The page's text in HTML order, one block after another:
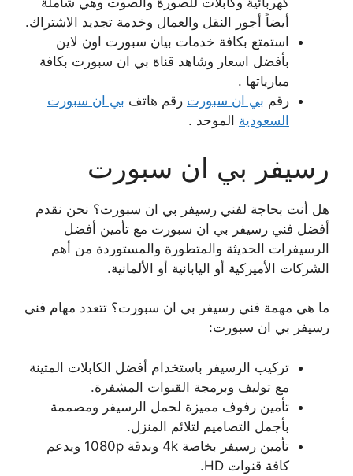
أيضاً أجور النقل والعمال وخدمة تجديد الاشتراك.
استمتع بكافة خدمات بيان سبورت اون لاين
بأفضل اسعار وشاهد قناة بي ان سبورت بكافة
مبارياتها .
رقم بي ان سبورت رقم هاتف بي ان سبورت
السعودية الموحد .
رسيفر بي ان سبورت
هل أنت بحاجة لفني رسيفر بي ان سبورت؟ نحن نقدم
أفضل فني رسيفر بي ان سبورت مع تأمين أفضل
الرسيفرات الحديثة والمتطورة والمستوردة من أهم
الشركات الأميركية أو اليابانية أو الألمانية.
ما هي مهمة فني رسيفر بي ان سبورت؟ تتعدد مهام فني
رسيفر بي ان سبورت:
تركيب الرسيفر باستخدام أفضل الكابلات المتينة
مع توليف وبرمجة القنوات المشفرة.
تأمين رفوف مميزة لحمل الرسيفر ومصممة
بأجمل التصاميم لتلائم المنزل.
تأمين رسيفر بخاصة 4k وبدقة 1080p ويدعم
كافة قنوات HD.